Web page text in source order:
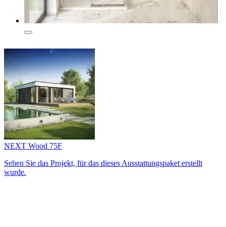
NEXT Wood 75F
Sehen Sie das Projekt, für das dieses Ausstattungs­paket erstellt
wurde.